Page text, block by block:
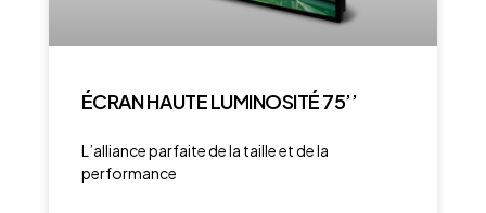
ÉCRAN HAUTE LUMINOSITÉ 75’’
L’alliance parfaite de la taille et de la
performance